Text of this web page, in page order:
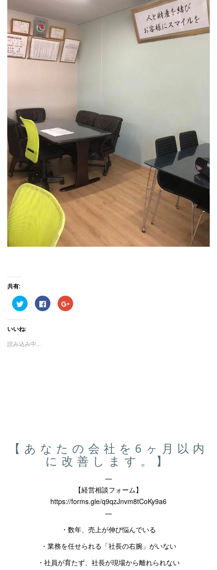
共有:
ク
リ
ク
て
で
共
Facebook
で
ウ
で
開
き
ク
リ
いいね:
読み込み中...
【あなたの会社を6ヶ月以内
に改善します。】
—
【経営相談フォーム】
https://forms.gle/q9qzJnvm8tCoKy9a6
—
・数年、売上が伸び悩んでいる
・業務を任せられる「社長の右腕」がいない
・社員が育たず、社長が現場から離れられない